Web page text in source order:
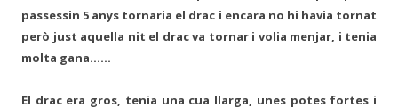
passessin 5 anys tornaria el drac i encara no hi havia tornat
però just aquella nit el drac va tornar i volia menjar, i tenia
molta gana……
El drac era gros, tenia una cua llarga, unes potes fortes i